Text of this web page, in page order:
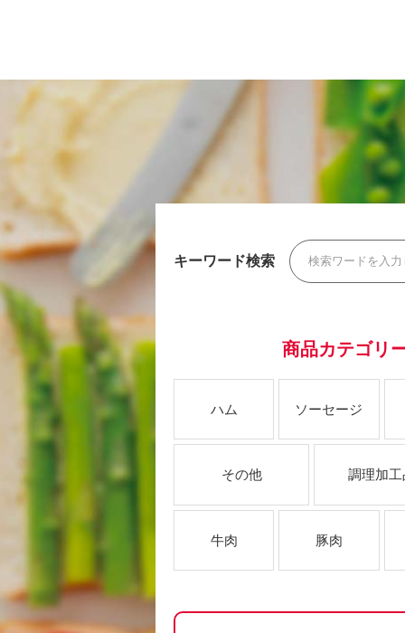
キーワード検索
商品カテゴリ
ハム ソーセージ
その他 調理加工
牛肉 豚肉